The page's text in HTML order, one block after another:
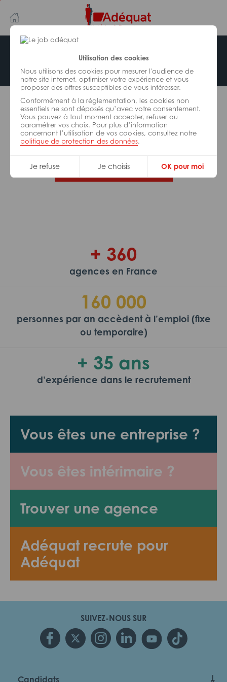
Utilisation des cookies
Nous utilisons des cookies pour mesurer l'audience de
notre site internet, optimiser votre expérience et vous
proposer des offres susceptibles de vous intéresser.
Conformément à la réglementation, les cookies non
essentiels ne sont déposés qu’avec votre consentement.
Vous pouvez à tout moment accepter, refuser ou
paramétrer vos choix. Pour plus d’information
concernant l’utilisation de vos cookies, consultez notre
politique de protection des données.
Je refuse Je choisis OK pour moi
au
contenu
principal
navigation
Offre indisponible
L’offre d’emploi que vous tentez de consulter n’est
plus disponible.
De nombreuses autres missions peuvent vous
correspondre, consultez toutes nos offres.
Trouvez votre job Adéquat !
Vous êtes une entreprise ?
Vous êtes intérimaire ?
Trouver une agence
Adéquat recrute pour
Adéquat
+ 360
agences en France
160 000
personnes par an accèdent à l’emploi (fixe
ou temporaire)
+ 35 ans
d’expérience dans le recrutement
SUIVEZ-NOUS SUR
Candidats